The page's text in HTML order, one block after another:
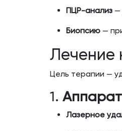
ПЦР-анализ —
Биопсию —
Лечение
Цель терапии —
1.
Лазерное